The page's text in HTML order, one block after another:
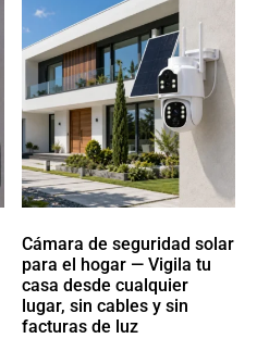
Cámara de seguridad solar
para el hogar — Vigila tu
casa desde cualquier
lugar, sin cables y sin
facturas de luz